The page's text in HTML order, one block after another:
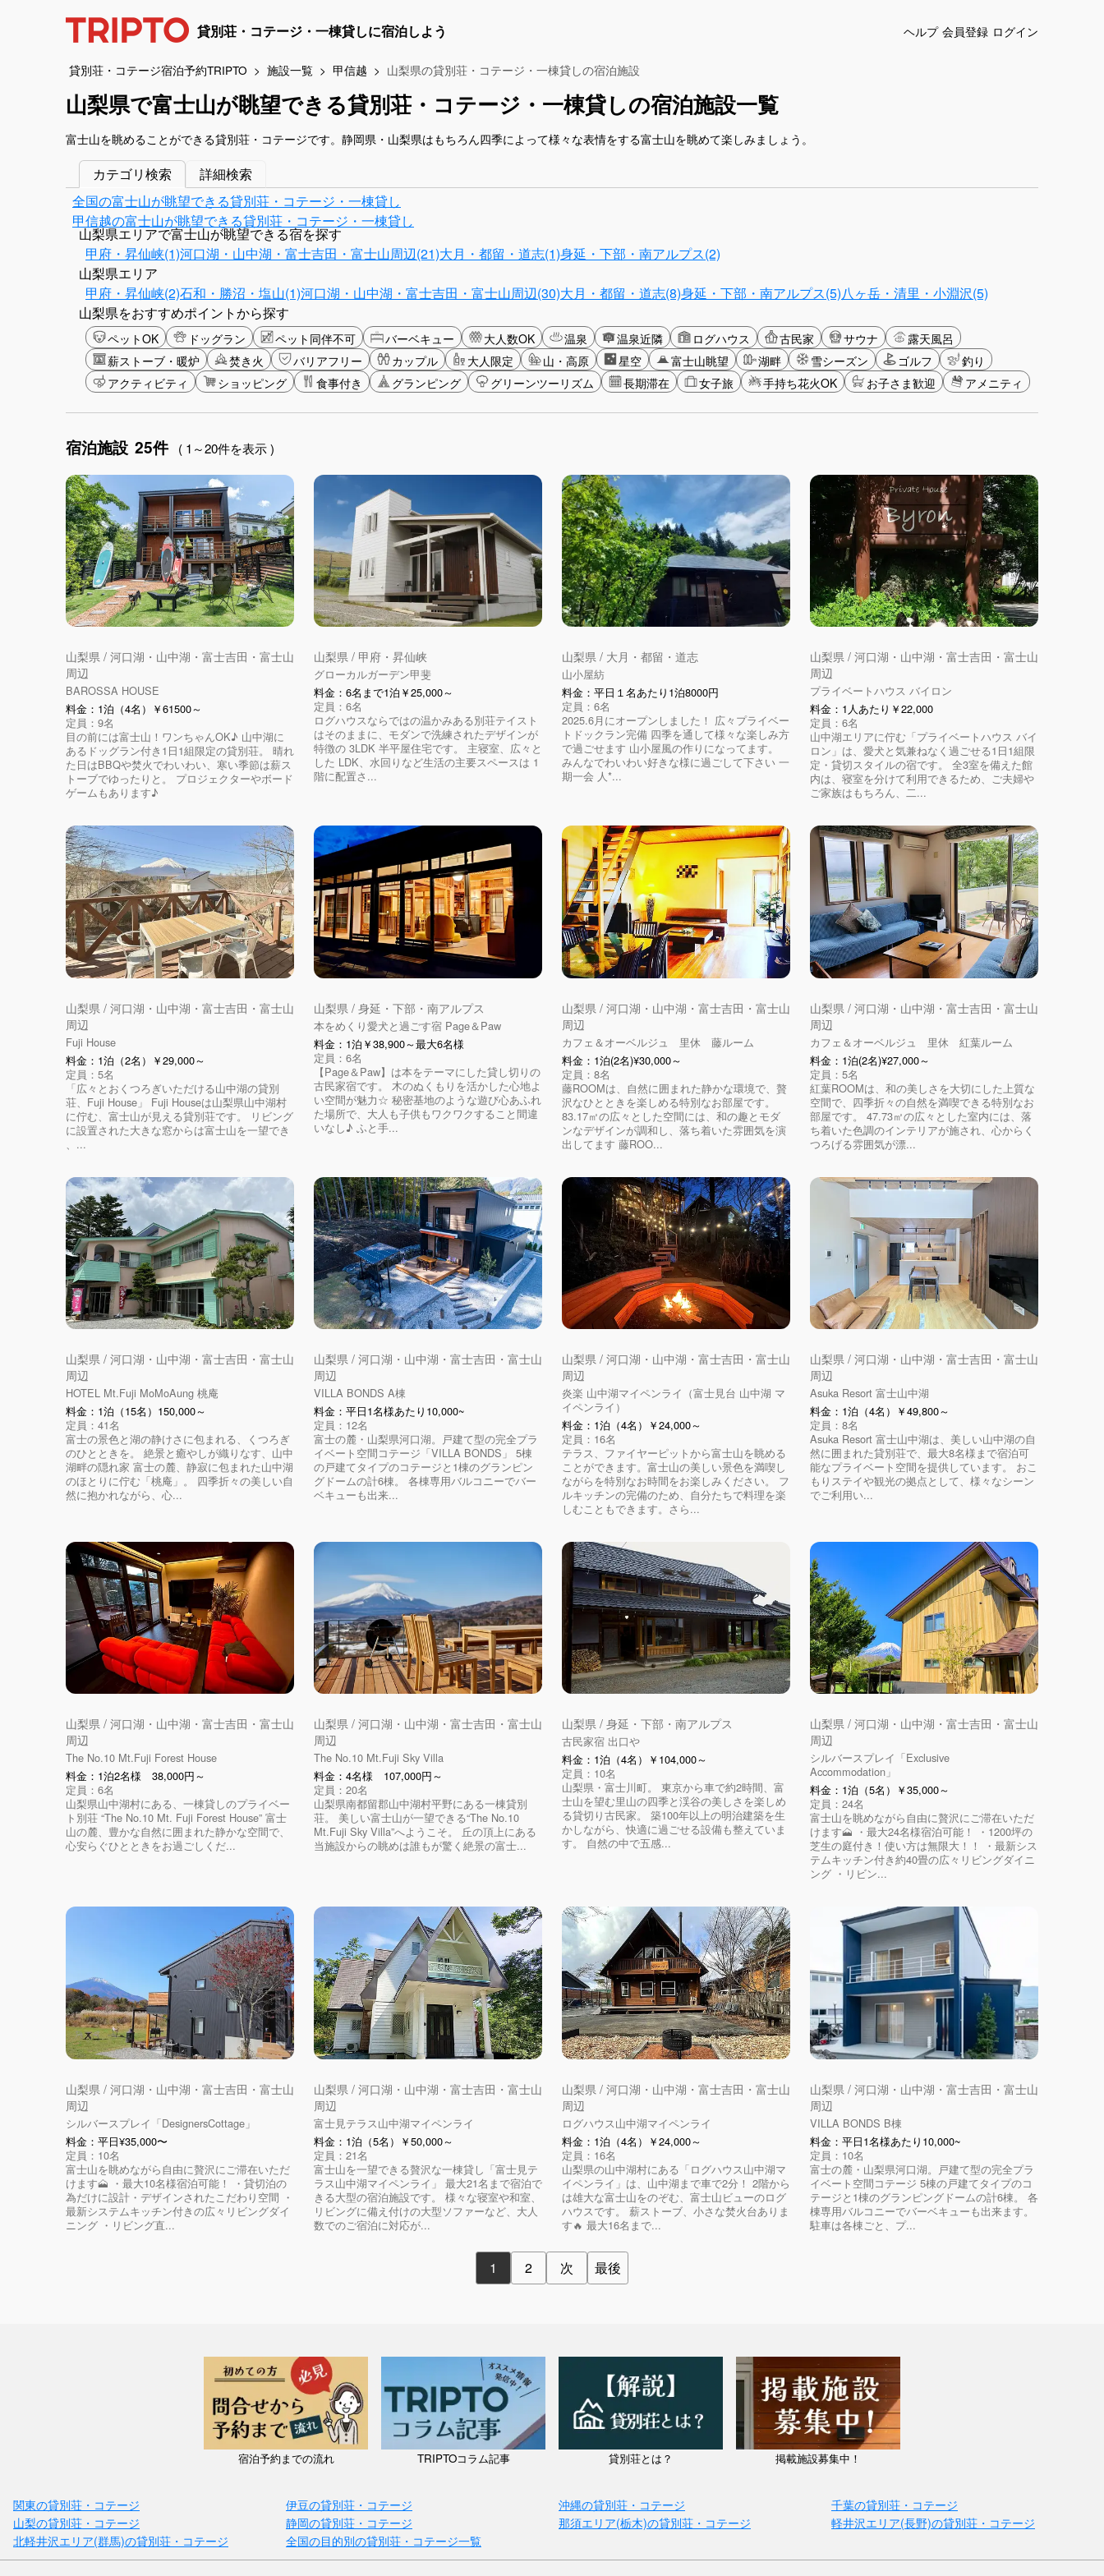
貸別荘・コテージ・一棟貸しに宿泊しよう ヘルプ 会員登録 ログイン
貸別荘・コテージ宿泊予約TRIPTO 施設一覧 甲信越 山梨県の貸別荘・コテージ・一棟貸しの宿泊施設
山梨県で富士山が眺望できる貸別荘・コテージ・一棟貸しの宿泊施設一覧
富士山を眺めることができる貸別荘・コテージです。静岡県・山梨県はもちろん四季によって様々な表情をする富士山を眺めて楽しみましょう。
カテゴリ検索
詳細検索
全国の富士山が眺望できる貸別荘・コテージ・一棟貸し
甲信越の富士山が眺望できる貸別荘・コテージ・一棟貸し
山梨県エリアで富士山が眺望できる宿を探す
甲府・昇仙峡(1)河口湖・山中湖・富士吉田・富士山周辺(21)大月・都留・道志(1)身延・下部・南アルプス(2)
山梨県エリア
甲府・昇仙峡(2)石和・勝沼・塩山(1)河口湖・山中湖・富士吉田・富士山周辺(30)大月・都留・道志(8)身延・下部・南アルプス(5)八ヶ岳・清里・小淵沢(5)
山梨県をおすすめポイントから探す
ペットOK ドッグラン ペット同伴不可 バーベキュー 大人数OK 温泉 温泉近隣 ログハウス 古民家 サウナ
露天風呂
薪ストーブ・暖炉
焚き火 バリアフリー カップル 大人限定 山・高原 星空 富士山眺望 湖畔 雪シーズン ゴルフ
釣り
アクティビティ
ショッピング 食事付き グランピング グリーンツーリズム 長期滞在 女子旅 手持ち花火OK お子さま歓迎 アメニティ
宿泊施設 25件 ( 1～20件を表示 )
山梨県 / 河口湖・山中湖・富士吉田・富士山
周辺
BAROSSA HOUSE
料金：1泊（4名）￥61500～
定員：9名
目の前には富士山！ワンちゃんOK♪ 山中湖に
あるドッグラン付き1日1組限定の貸別荘。 晴れ
た日はBBQや焚火でわいわい、寒い季節は薪ス
トーブでゆったりと。 プロジェクターやボード
ゲームもあります♪
山梨県 / 甲府・昇仙峡
グローカルガーデン甲斐
料金：6名まで1泊￥25,000～
定員：6名
ログハウスならではの温かみある別荘テイスト
はそのままに、モダンで洗練されたデザインが
特徴の 3LDK 半平屋住宅です。 主寝室、広々と
した LDK、⽔回りなど⽣活の主要スペースは 1
階に配置さ...
山梨県 / 大月・都留・道志
山小屋紡
料金：平日１名あたり1泊8000円
定員：6名
2025.6月にオープンしました！ 広々プライベー
トドックラン完備 四季を通して様々な楽しみ方
で過ごせます 山小屋風の作りになってます。
みんなでわいわい好きな様に過ごして下さい 一
期一会 人*...
山梨県 / 河口湖・山中湖・富士吉田・富士山
周辺
プライベートハウス バイロン
料金：1人あたり￥22,000
定員：6名
山中湖エリアに佇む「プライベートハウス バイ
ロン」は、愛犬と気兼ねなく過ごせる1日1組限
定・貸切スタイルの宿です。 全3室を備えた館
内は、寝室を分けて利用できるため、ご夫婦や
ご家族はもちろん、二...
山梨県 / 河口湖・山中湖・富士吉田・富士山
周辺
Fuji House
料金：1泊（2名）￥29,000～
定員：5名
「広々とおくつろぎいただける山中湖の貸別
荘、Fuji House」 Fuji Houseは山梨県山中湖村
に佇む、富士山が見える貸別荘です。 リビング
に設置された大きな窓からは富士山を一望でき
、...
山梨県 / 身延・下部・南アルプス
本をめくり愛犬と過ごす宿 Page＆Paw
料金：1泊￥38,900～最大6名様
定員：6名
【Page＆Paw】は本をテーマにした貸し切りの
古民家宿です。 木のぬくもりを活かした心地よ
い空間が魅力☆ 秘密基地のような遊び心あふれ
た場所で、大人も子供もワクワクすること間違
いなし♪ ふと手...
山梨県 / 河口湖・山中湖・富士吉田・富士山
周辺
カフェ＆オーベルジュ 里休 藤ルーム
料金：1泊(2名)¥30,000～
定員：8名
藤ROOMは、自然に囲まれた静かな環境で、贅
沢なひとときを楽しめる特別なお部屋です。
83.17㎡の広々とした空間には、和の趣とモダ
ンなデザインが調和し、落ち着いた雰囲気を演
出してます 藤ROO...
山梨県 / 河口湖・山中湖・富士吉田・富士山
周辺
カフェ＆オーベルジュ 里休 紅葉ルーム
料金：1泊(2名)¥27,000～
定員：5名
紅葉ROOMは、和の美しさを大切にした上質な
空間で、四季折々の自然を満喫できる特別なお
部屋です。 47.73㎡の広々とした室内には、落
ち着いた色調のインテリアが施され、心からく
つろげる雰囲気が漂...
山梨県 / 河口湖・山中湖・富士吉田・富士山
周辺
HOTEL Mt.Fuji MoMoAung 桃庵
料金：1泊（15名）150,000～
定員：41名
富士の景色と湖の静けさに包まれる、くつろぎ
のひとときを。 絶景と癒やしが織りなす、山中
湖畔の隠れ家 富士の麓、静寂に包まれた山中湖
のほとりに佇む「桃庵」。 四季折々の美しい自
然に抱かれながら、心...
山梨県 / 河口湖・山中湖・富士吉田・富士山
周辺
VILLA BONDS A棟
料金：平日1名様あたり10,000~
定員：12名
富士の麓・山梨県河口湖。戸建て型の完全プラ
イベート空間コテージ「VILLA BONDS」 5棟
の戸建てタイプのコテージと1棟のグランピン
グドームの計6棟。 各棟専用バルコニーでバー
ベキューも出来...
山梨県 / 河口湖・山中湖・富士吉田・富士山
周辺
炎楽 山中湖マイペンライ（富士見台 山中湖 マ
イペンライ）
料金：1泊（4名）￥24,000～
定員：16名
テラス、ファイヤーピットから富士山を眺める
ことができます。富士山の美しい景色を満喫し
ながらを特別なお時間をお楽しみください。 フ
ルキッチンの完備のため、自分たちで料理を楽
しむこともできます。さら...
山梨県 / 河口湖・山中湖・富士吉田・富士山
周辺
Asuka Resort 富士山中湖
料金：1泊（4名）￥49,800～
定員：8名
Asuka Resort 富士山中湖は、美しい山中湖の自
然に囲まれた貸別荘で、最大8名様まで宿泊可
能なプライベート空間を提供しています。 おこ
もりステイや観光の拠点として、様々なシーン
でご利用い...
山梨県 / 河口湖・山中湖・富士吉田・富士山
周辺
The No.10 Mt.Fuji Forest House
料金：1泊2名様 38,000円～
定員：6名
山梨県山中湖村にある、一棟貸しのプライベー
ト別荘 “The No.10 Mt. Fuji Forest House” 富士
山の麓、豊かな自然に囲まれた静かな空間で、
心安らぐひとときをお過ごしくだ...
山梨県 / 河口湖・山中湖・富士吉田・富士山
周辺
The No.10 Mt.Fuji Sky Villa
料金：4名様 107,000円～
定員：20名
山梨県南都留郡山中湖村平野にある一棟貸別
荘。 美しい富士山が一望できる“The No.10
Mt.Fuji Sky Villa”へようこそ。 丘の頂上にある
当施設からの眺めは誰もが驚く絶景の富士...
山梨県 / 身延・下部・南アルプス
古民家宿 出口や
料金：1泊（4名）￥104,000～
定員：10名
山梨県・富士川町。 東京から車で約2時間、富
士山を望む里山の四季と渓谷の美しさを楽しめ
る貸切り古民家。 築100年以上の明治建築を生
かしながら、快適に過ごせる設備も整えていま
す。 自然の中で五感...
山梨県 / 河口湖・山中湖・富士吉田・富士山
周辺
シルバースプレイ「Exclusive
Accommodation」
料金：1泊（5名）￥35,000～
定員：24名
富士山を眺めながら自由に贅沢にご滞在いただ
けます🗻 ・最大24名様宿泊可能！ ・1200坪の
芝生の庭付き！使い方は無限大！！ ・最新シス
テムキッチン付き約40畳の広々リビングダイニ
ング ・リビン...
山梨県 / 河口湖・山中湖・富士吉田・富士山
周辺
シルバースプレイ「DesignersCottage」
料金：平日¥35,000〜
定員：10名
富士山を眺めながら自由に贅沢にご滞在いただ
けます🗻 ・最大10名様宿泊可能！ ・貸切泊の
為だけに設計・デザインされたこだわり空間 ・
最新システムキッチン付きの広々リビングダイ
ニング ・リビング直...
山梨県 / 河口湖・山中湖・富士吉田・富士山
周辺
富士見テラス山中湖マイペンライ
料金：1泊（5名）￥50,000～
定員：21名
富士山を一望できる贅沢な一棟貸し「富士見テ
ラス山中湖マイペンライ」 最大21名まで宿泊で
きる大型の宿泊施設です。 様々な寝室や和室、
リビングに備え付けの大型ソファーなど、大人
数でのご宿泊に対応が...
山梨県 / 河口湖・山中湖・富士吉田・富士山
周辺
ログハウス山中湖マイペンライ
料金：1泊（4名）￥24,000～
定員：16名
山梨県の山中湖村にある「ログハウス山中湖マ
イペンライ」は、山中湖まで車で2分！ 2階から
は雄大な富士山をのぞむ、富士山ビューのログ
ハウスです。 薪ストーブ、小さな焚火台ありま
す🔥 最大16名まで...
山梨県 / 河口湖・山中湖・富士吉田・富士山
周辺
VILLA BONDS B棟
料金：平日1名様あたり10,000~
定員：10名
富士の麓・山梨県河口湖。戸建て型の完全プラ
イベート空間コテージ 5棟の戸建てタイプのコ
テージと1棟のグランピングドームの計6棟。 各
棟専用バルコニーでバーベキューも出来ます。
駐車は各棟ごと、プ...
1 2 次 最後
宿泊予約までの流れ TRIPTOコラム記事 貸別荘とは？ 掲載施設募集中！
関東の貸別荘・コテージ 伊豆の貸別荘・コテージ 沖縄の貸別荘・コテージ
千葉の貸別荘・コテージ
山梨の貸別荘・コテージ
静岡の貸別荘・コテージ 那須エリア(栃木)の貸別荘・コテージ
軽井沢エリア(長野)の貸別荘・コテージ
北軽井沢エリア(群馬)の貸別荘・コテージ
全国の目的別の貸別荘・コテージ一覧